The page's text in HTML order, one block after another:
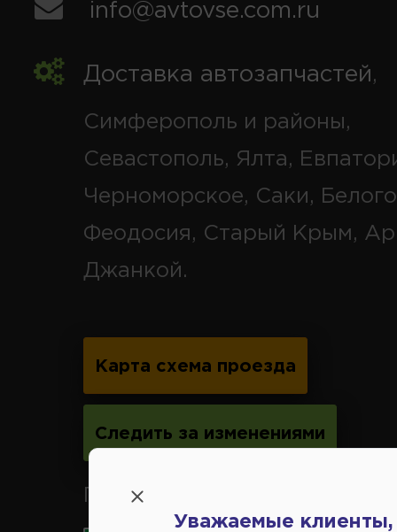
info@avtovse.com.ru
Доставка автозапчастей,
Симферополь и районы,
Севастополь, Ялта,
Черноморское, Саки,
Феодосия, Старый Крым,
Джанкой.
Карта схема проезда
Следить за изменениями
Принимаем к оплате карты
Уважаемые клиенты,